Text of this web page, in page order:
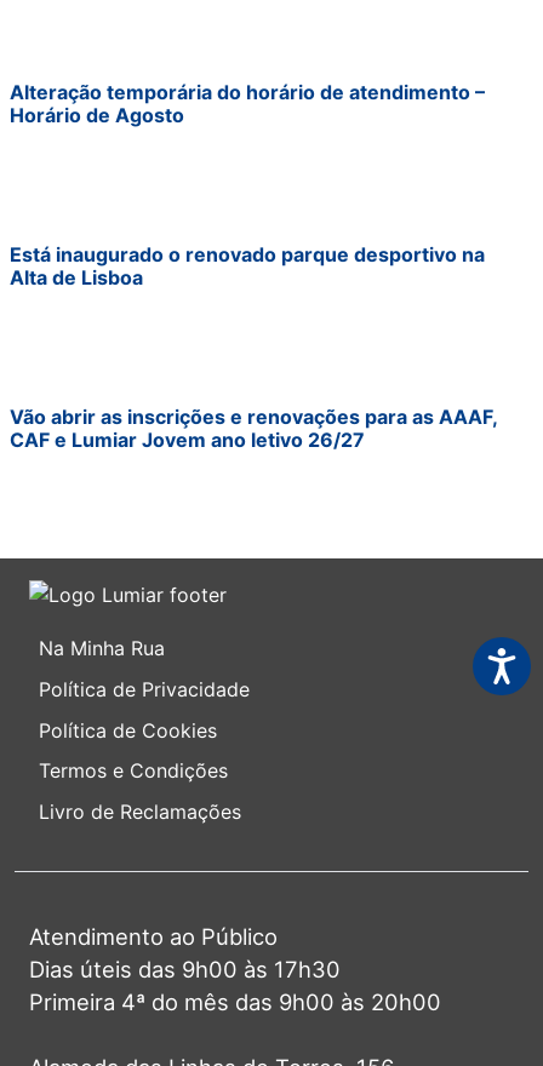
Alteração temporária do horário de atendimento –
Horário de Agosto
Está inaugurado o renovado parque desportivo na
Alta de Lisboa
Vão abrir as inscrições e renovações para as AAAF,
CAF e Lumiar Jovem ano letivo 26/27
Na Minha Rua
Política de Privacidade
Política de Cookies
Termos e Condições
Livro de Reclamações
Atendimento ao Público
Dias úteis das 9h00 às 17h30
Primeira 4ª do mês das 9h00 às 20h00